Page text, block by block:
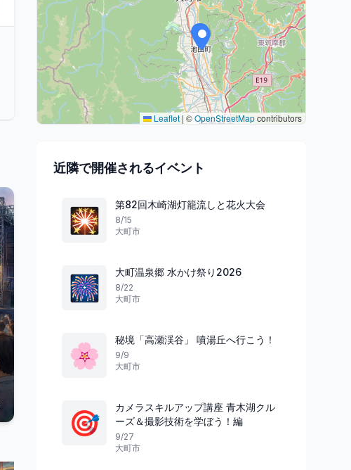
Leaflet | ©OpenStreetMapcontributors
近隣で開催されるイベント
🎇
第82回木崎湖灯籠流しと花火大会
8/15
大町市
🎆
大町温泉郷 水かけ祭り2026
8/22
大町市
🌸
秘境「高瀬渓谷」 噴湯丘へ行こう！
9/9
大町市
🎯
カメラスキルアップ講座 青木湖クル
ーズ＆撮影技術を学ぼう！編
9/27
大町市